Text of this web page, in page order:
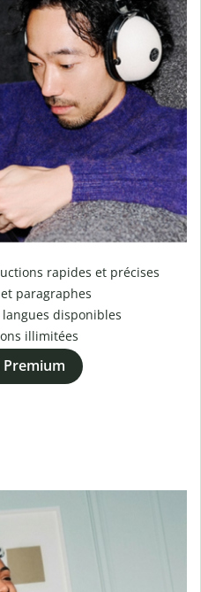
rapides et précises
paragraphes
langues disponibles
illimitées
Premium